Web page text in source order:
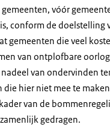
vóór
conform de doelstelling
gemeenten die veel
van ontplofbare
van ondervinden
die hier niet mee te
van de
gedragen.